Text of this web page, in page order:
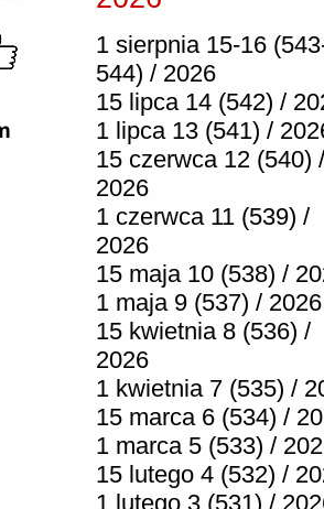
1 sierpnia 15-16
544) / 2026
15 lipca 14 (542) /
1 lipca 13 (541) /
15 czerwca 12 (540) /
2026
1 czerwca 11 (539) /
2026
15 maja 10 (538) /
1 maja 9 (537) / 2026
15 kwietnia 8 (536) /
2026
1 kwietnia 7 (535) /
15 marca 6 (534) /
1 marca 5 (533) /
15 lutego 4 (532) /
1 lutego 3 (531) /